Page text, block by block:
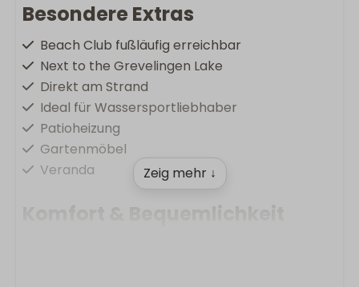
Besondere Extras
Beach Club fußläufig erreichbar
Next to the Grevelingen Lake
Direkt am Strand
Ideal für Wassersportliebhaber
Patioheizung
Gartenmöbel
Veranda
Zeig mehr ↓